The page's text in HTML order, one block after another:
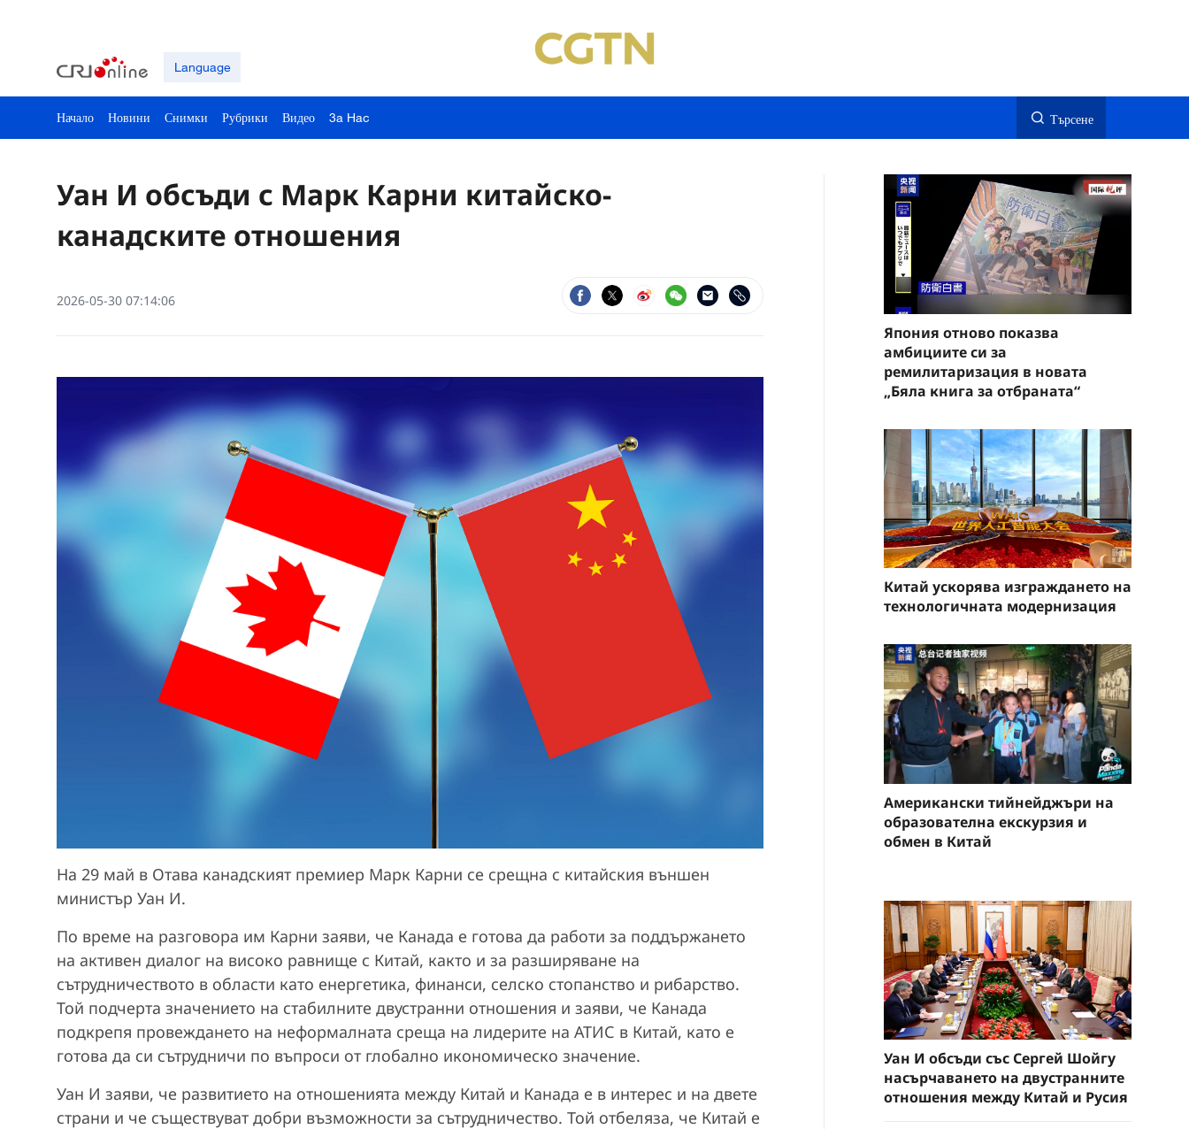
Language
Начало Новини Снимки Рубрики Видео 3a Hac Търсене
Уан И обсъди с Марк Карни китайско-
канадските отношения
2026-05-30 07:14:06
На 29 май в Отава канадският премиер Марк Карни се срещна с китайския външен
министър Уан И.
По време на разговора им Карни заяви, че Канада е готова да работи за поддържането
на активен диалог на високо равнище с Китай, както и за разширяване на
сътрудничеството в области като енергетика, финанси, селско стопанство и рибарство.
Той подчерта значението на стабилните двустранни отношения и заяви, че Канада
подкрепя провеждането на неформалната среща на лидерите на АТИС в Китай, като е
готова да си сътрудничи по въпроси от глобално икономическо значение.
Уан И заяви, че развитието на отношенията между Китай и Канада е в интерес и на двете
страни и че съществуват добри възможности за сътрудничество. Той отбеляза, че Китай е
Япония отново показва
амбициите си за
ремилитаризация в новата
„Бяла книга за отбраната“
Китай ускорява изграждането на
технологичната модернизация
Американски тийнейджъри на
образователна екскурзия и
обмен в Китай
Уан И обсъди със Сергей Шойгу
насърчаването на двустранните
отношения между Китай и Русия